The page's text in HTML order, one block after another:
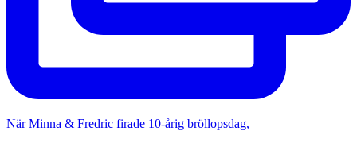
När Minna & Fredric firade 10-årig bröllopsdag,